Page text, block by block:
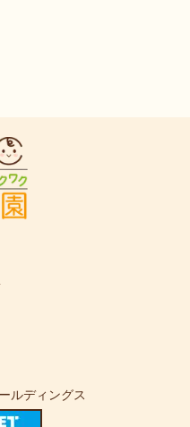
ルディングス